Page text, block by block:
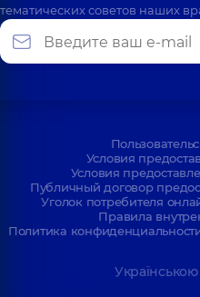
тематических советов наших
Условия
Условия
Публичный договор
Уголок потребителя
Правила
Политика